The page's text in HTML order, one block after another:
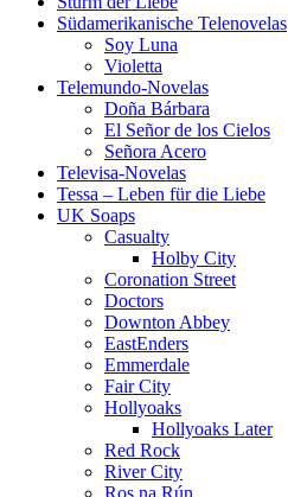
Südamerikanische Telenovelas
Soy Luna
Violetta
Telemundo-Novelas
Doña Bárbara
El Señor de los Cielos
Señora Acero
Televisa-Novelas
Tessa – Leben für die Liebe
UK Soaps
Casualty
Holby City
Coronation Street
Doctors
Downton Abbey
EastEnders
Emmerdale
Fair City
Hollyoaks
Hollyoaks Later
Red Rock
River City